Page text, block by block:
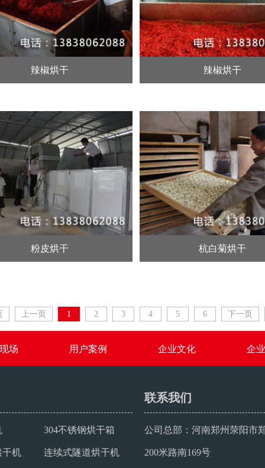
辣椒烘干 辣椒烘干
粉皮烘干 杭白菊烘干
上一页 1 2 3 4 5 6 下一页
场 用户案例 企业文化 企
干机
304不锈钢烘干箱
连续式隧道烘干机
联系我们
公司总部：河南郑州荥阳市
200米路南169号